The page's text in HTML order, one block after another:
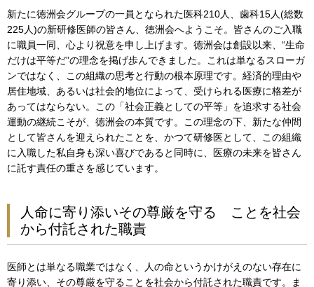
新たに徳洲会グループの一員となられた医科210人、歯科15人(総数
225人)の新研修医師の皆さん、徳洲会へようこそ。皆さんのご入職
に職員一同、心より祝意を申し上げます。徳洲会は創設以来、“生命
だけは平等だ”の理念を掲げ歩んできました。これは単なるスローガ
ンではなく、この組織の思考と行動の根本原理です。経済的理由や
居住地域、あるいは社会的地位によって、受けられる医療に格差が
あってはならない。この「社会正義としての平等」を追求する社会
運動の継続こそが、徳洲会の本質です。この理念の下、新たな仲間
として皆さんを迎えられたことを、かつて研修医として、この組織
に入職した私自身も深い喜びであると同時に、医療の未来を皆さん
に託す責任の重さを感じています。
人命に寄り添いその尊厳を守る ことを社会
から付託された職責
医師とは単なる職業ではなく、人の命というかけがえのない存在に
寄り添い、その尊厳を守ることを社会から付託された職責です。ま